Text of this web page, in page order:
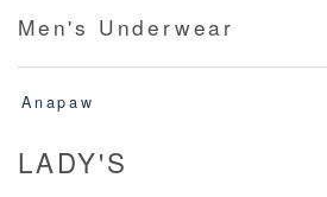
Men's Underwear
Anapaw
LADY'S